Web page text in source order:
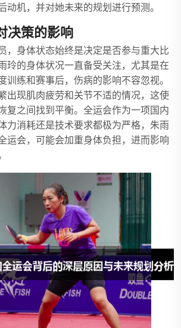
动机，并对她未来的规划进行预测。
决策的影响
，身体状态始终是决定是否参与重大比
玲的身体状况一直备受关注，尤其是在
训练和赛事后，伤病的影响不容忽视。
出现肌肉疲劳和关节不适的情况，这使
复之间找到平衡。全运会作为一项国内
力消耗还是技术要求都极为严格，朱雨
运会，可能会加重身体负担，进而影响